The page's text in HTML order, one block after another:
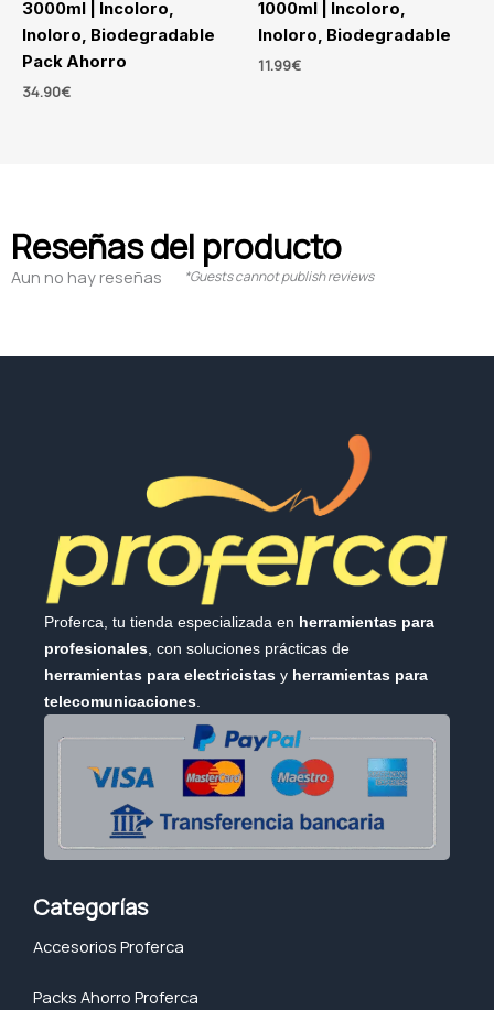
3000ml | Incoloro,
Inoloro, Biodegradable
Pack Ahorro
34.90€
1000ml | Incoloro,
Inoloro, Biodegradable
11.99€
Reseñas del producto
Aun no hay reseñas *Guests cannot publish reviews
Proferca, tu tienda especializada en herramientas para
profesionales, con soluciones prácticas de
herramientas para electricistas y herramientas para
telecomunicaciones.
Categorías
Accesorios Proferca
Packs Ahorro Proferca